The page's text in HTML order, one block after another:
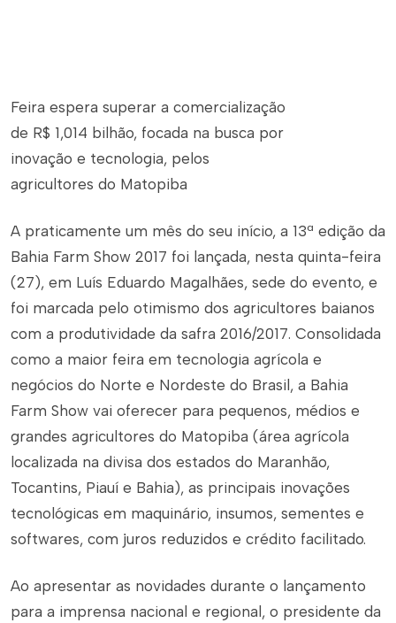
Feira espera superar a comercialização
de R$ 1,014 bilhão, focada na busca por
inovação e tecnologia, pelos
agricultores do Matopiba
A praticamente um mês do seu início, a 13ª edição da
Bahia Farm Show 2017 foi lançada, nesta quinta-feira
(27), em Luís Eduardo Magalhães, sede do evento, e
foi marcada pelo otimismo dos agricultores baianos
com a produtividade da safra 2016/2017. Consolidada
como a maior feira em tecnologia agrícola e
negócios do Norte e Nordeste do Brasil, a Bahia
Farm Show vai oferecer para pequenos, médios e
grandes agricultores do Matopiba (área agrícola
localizada na divisa dos estados do Maranhão,
Tocantins, Piauí e Bahia), as principais inovações
tecnológicas em maquinário, insumos, sementes e
softwares, com juros reduzidos e crédito facilitado.
Ao apresentar as novidades durante o lançamento
para a imprensa nacional e regional, o presidente da